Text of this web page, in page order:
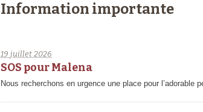
Information importante
19 juillet 2026
SOS pour Malena
Nous recherchons en urgence une place pour